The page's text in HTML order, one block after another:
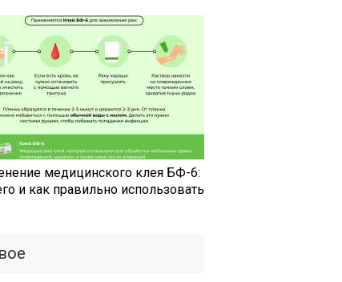
медицинского клея БФ-6:
и как правильно использовать